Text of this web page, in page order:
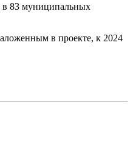
в 83 муниципальных
в проекте, к 2024